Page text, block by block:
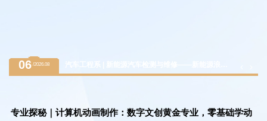
06 /2026.08
下的黄金赛道，万亿级汽车后市场紧缺人才
专业探秘｜计算机动画制作：数字文创黄金专业，零基础学动